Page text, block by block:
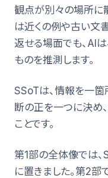
観点が別々の場所に
は近くの例や古い文
返せる場面でも、AI
ものを推測します。
SSoTは、情報を一箇
断の正を一つに決め
ことです。
第1部の全体像では
に置きました。第2部